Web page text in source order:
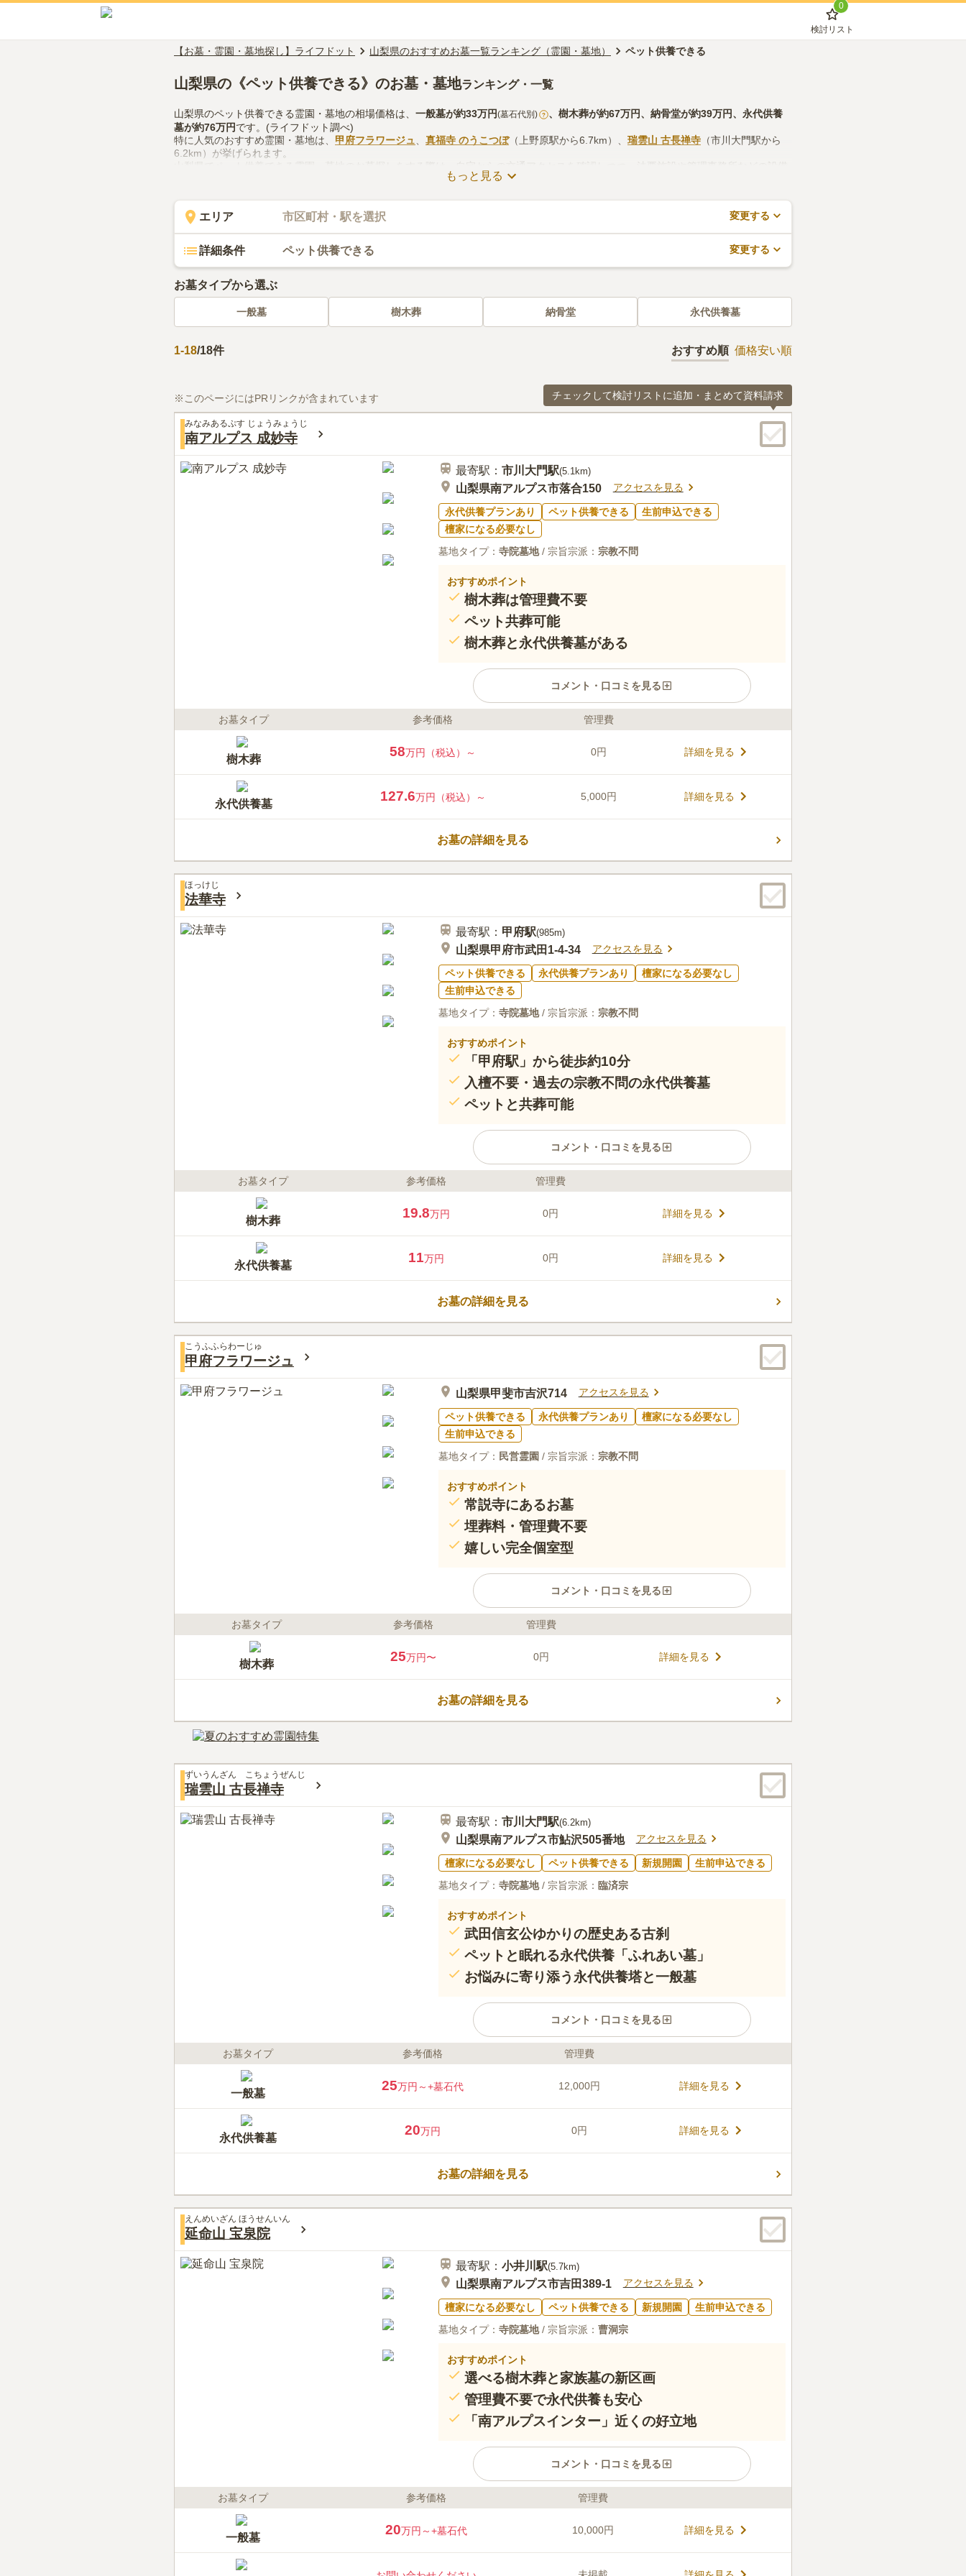
0
検討リスト
【お墓・霊園・墓地探し】ライフドット 山梨県のおすすめお墓一覧ランキング（霊園・墓地） ペット供養できる
山梨県の《ペット供養できる》のお墓・墓地ランキング・一覧
山梨県のペット供養できる霊園・墓地の相場価格は、 一般墓が約33万円(墓石代別) ? 、 樹木葬が約67万円、 納骨堂が約39万円、 永代供養
墓が約76万円です。(ライフドット調べ)
特に人気のおすすめ霊園・墓地は、 甲府フラワージュ 真福寺 のうこつぼ（上野原駅から6.7km）、 瑞雲山 古長禅寺 （市川大門駅から
6.2km）が挙げられます。
や管理体制、近隣での供花やお線香の入手方法などを考慮して選ぶとよいでしょう。資料請求や見学予約が無料でできますので、活用し
もっと見る
エリア 市区町村・駅を選択 変更する
詳細条件 ペット供養できる 変更する
お墓タイプから選ぶ
一般墓 樹木葬 納骨堂 永代供養墓
1-18/18件 おすすめ順 価格安い順
※このページにはPRリンクが含まれています チェックして検討リストに追加・まとめて資料請求
みなみあるぷす じょうみょうじ
南アルプス 成妙寺
最寄駅： 市川大門駅(5.1km)
山梨県南アルプス市落合150 アクセスを見る
永代供養プランあり ペット供養できる
生前申込できる
檀家になる必要なし
墓地タイプ： 寺院墓地/ 宗旨宗派： 宗教不問
おすすめポイント
樹木葬は管理費不要
ペット共葬可能
樹木葬と永代供養墓がある
コメント・口コミを見る
ライフドット編集部のコメント
墓と樹木葬「松濤」が誕生しました。お子さんやお孫さんに負
担をかけず、永代にわたって寺院の供養が受けられます。永代
ト共葬も可能です。また、初期費用には永代供養料、墓石（石
碑）代金、基本彫刻料が含まれており、後継者不要、墓じまい
不要のお墓となります。
口コミ評価
この霊園はまだ誰からも評価されていません。
お墓タイプ 参考価格 管理費
樹木葬
58万円（税込）～ 0円 詳細を見る
永代供養墓
127.6万円（税込）～ 5,000円 詳細を見る
お墓の詳細を見る
ほっけじ
法華寺
最寄駅： 甲府駅(985m)
山梨県甲府市武田1-4-34 アクセスを見る
ペット供養できる 永代供養プランあり
檀家になる必要なし
生前申込できる
墓地タイプ： 寺院墓地/ 宗旨宗派： 宗教不問
おすすめポイント
「甲府駅」から徒歩約10分
入檀不要・過去の宗教不問の永代供養墓
ペットと共葬可能
コメント・口コミを見る
ライフドット編集部のコメント
近にあります。1200年以上続く歴史あるお寺で、甲府空襲を免
れた立派な山門は、厳かな雰囲気の佇まいです。境内には梅や
策も楽しめます。法華寺の永代供養墓は、合祀墓から個別墓・
樹木葬など様々な種類があり、ライフスタイルに合わせた選択
が可能です。年間管理費がないので、残された家族への金銭的
口コミ評価
みんなの評価
お寺の近くには、あまりお店など見かけませんでした。
口コミの続きを読む
お墓タイプ 参考価格 管理費
樹木葬
19.8万円 0円 詳細を見る
永代供養墓
11万円 0円 詳細を見る
お墓の詳細を見る
こうふふらわーじゅ
甲府フラワージュ
山梨県甲斐市吉沢714 アクセスを見る
ペット供養できる 永代供養プランあり
檀家になる必要なし
生前申込できる
墓地タイプ： 民営霊園 / 宗旨宗派： 宗教不問
おすすめポイント
常説寺にあるお墓
埋葬料・管理費不要
嬉しい完全個室型
コメント・口コミを見る
ライフドット編集部のコメント
ガラス製の骨壺も用意されており、一緒に埋葬することができ
ます。 愛する家族に寂しい思いをさせたくない方におすすめで
す。 13回忌で合祀されますが、夫婦や家族で同時に申し込んだ
場合には、最期の方が埋葬されてから13年後に合祀されます。
1名から4名まで一緒に眠ることができます。
お墓タイプ 参考価格 管理費
樹木葬
25万円〜 0円 詳細を見る
お墓の詳細を見る
ずいうんざん こちょうぜんじ
瑞雲山 古長禅寺
最寄駅： 市川大門駅(6.2km)
山梨県南アルプス市鮎沢505番地 アクセスを見る
檀家になる必要なし ペット供養できる 新規開園
生前申込できる
墓地タイプ： 寺院墓地/ 宗旨宗派： 臨済宗
おすすめポイント
武田信玄公ゆかりの歴史ある古刹
ペットと眠れる永代供養「ふれあい墓」
お悩みに寄り添う永代供養塔と一般墓
コメント・口コミを見る
ライフドット編集部のコメント
文化財や天然記念物を有する歴史ある名刹です。令和6年9月に
は、宗旨宗派不問で管理費不要の「ふれあい墓」が誕生し、最
ます。お墓の継承にお悩みの方のための永代供養塔から、デザ
インを選べる一般墓まで幅広く対応しており、生前予約や墓じ
まい後の供養先としても、将来の安心を末永くサポートいたし
口コミ評価
この霊園はまだ誰からも評価されていません。
お墓タイプ 参考価格 管理費
一般墓
25万円～+墓石代 12,000円 詳細を見る
永代供養墓
20万円 0円 詳細を見る
お墓の詳細を見る
えんめいざん ほうせんいん
延命山 宝泉院
最寄駅： 小井川 駅(5.7km)
山梨県南アルプス市吉田389-1 アクセスを見る
檀家になる必要なし ペット供養できる 新規開園
生前申込できる
墓地タイプ： 寺院墓地/ 宗旨宗派： 曹洞宗
おすすめポイント
選べる樹木葬と家族墓の新区画
管理費不要で永代供養も安心
「南アルプスインター」近くの好立地
コメント・口コミを見る
ライフドット編集部のコメント
管理費不要の樹木葬や家族墓の新区画を販売中です。宗旨宗派
不問で、年1回の合同供養など永代にわたり手厚く供養されるた
お墓タイプ 参考価格 管理費
一般墓
20万円～+墓石代 10,000円 詳細を見る